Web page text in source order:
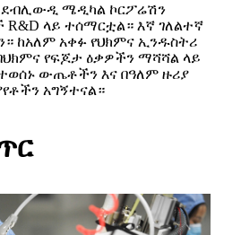
ደብሊውዲ ሜዲካል ኮርፖሬሽን
ላይ ተሰማርቷል። እኛ ገለልተኛ
ከአለም አቀፉ የህክምና ኢንዱስትሪ
የፍጆታ ዕቃዎችን ማሻሻል ላይ
ውጤቶችን እና በዓለም ዙሪያ
አግኝተናል።